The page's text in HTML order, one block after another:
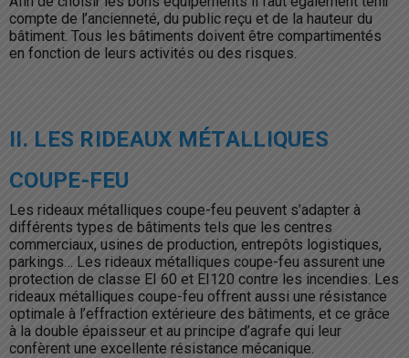
compte de l’ancienneté, du public reçu et de la hauteur du
bâtiment. Tous les bâtiments doivent être compartimentés
en fonction de leurs activités ou des risques.
II. LES RIDEAUX MÉTALLIQUES
COUPE-FEU
Les rideaux métalliques coupe-feu peuvent s’adapter à
différents types de bâtiments tels que les centres
commerciaux, usines de production, entrepôts logistiques,
parkings… Les rideaux métalliques coupe-feu assurent une
protection de classe EI 60 et EI120 contre les incendies. Les
rideaux métalliques coupe-feu offrent aussi une résistance
optimale à l’effraction extérieure des bâtiments, et ce grâce
à la double épaisseur et au principe d’agrafe qui leur
confèrent une excellente résistance mécanique.